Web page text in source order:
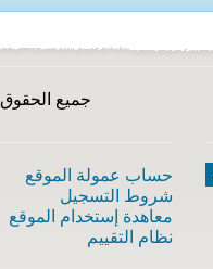
جميع
حساب عمولة الموقع
شروط التسجيل
معاهدة إستخدام الموقع
نظام التقييم